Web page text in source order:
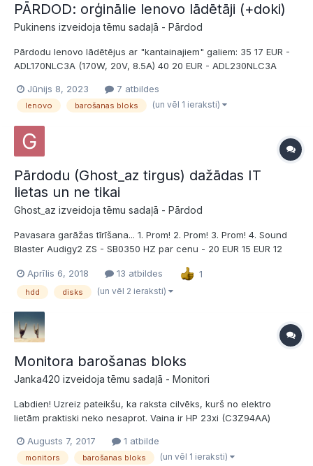
PĀRDOD: orģinālie lenovo lādētāji (+doki)
Pukinens izveidoja tēmu sadaļā - Pārdod
Pārdodu lenovo lādētējus ar "kantainajiem" galiem: 35 17 EUR -
ADL170NLC3A (170W, 20V, 8.5A) 40 20 EUR - ADL230NLC3A
(ThinkPad Ultra Dock 40A2). Interesentus, lūdzu, sūtīt PM.
Piegāde ar OMNIVA, izmaksas se...
Jūnijs 8, 2023 7 atbildes
lenovo barošanas bloks (un vēl 1 ieraksti)
Pārdodu (Ghost_az tirgus) dažādas IT
lietas un ne tikai
Ghost_az izveidoja tēmu sadaļā - Pārdod
Pavasara garāžas tīrīšana... 1. Prom! 2. Prom! 3. Prom! 4. Sound
Blaster Audigy2 ZS - SB0350 HZ par cenu - 20 EUR 15 EUR 12
piedāvājums. 5. Prom! 6. Prom! 7. Prom!...
Aprīlis 6, 2018 13 atbildes 1
hdd disks (un vēl 2 ieraksti)
Monitora barošanas bloks
Janka420 izveidoja tēmu sadaļā - Monitori
Labdien! Uzreiz pateikšu, ka raksta cilvēks, kurš no elektro
lietām praktiski neko nesaprot. Vaina ir HP 23xi (C3Z94AA)
dzīvības, ir jāizrauj elektrības vads, jāuzgaida kāds brīdis un
jāiesprauž atpakaļ. Kāds cilvēks man teica, ka pr...
Augusts 7, 2017 1 atbilde
monitors barošanas bloks (un vēl 1 ieraksti)